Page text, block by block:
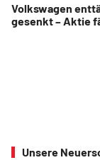
Volkswagen
gesenkt – Aktie
Unsere